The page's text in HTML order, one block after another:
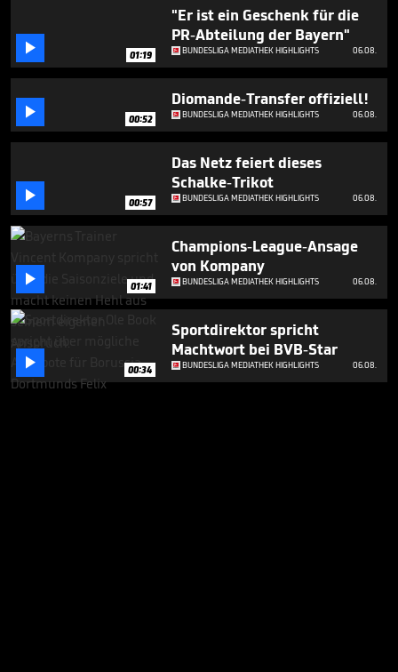
 01:19
"Er ist ein Geschenk für die
PR-Abteilung der Bayern"
BUNDESLIGA MEDIATHEK HIGHLIGHTS 06.08.
 00:52
Diomande-Transfer offiziell!
BUNDESLIGA MEDIATHEK HIGHLIGHTS 06.08.
 00:57
Das Netz feiert dieses
Schalke-Trikot
BUNDESLIGA MEDIATHEK HIGHLIGHTS 06.08.
 01:41
Champions-League-Ansage
von Kompany
BUNDESLIGA MEDIATHEK HIGHLIGHTS 06.08.
 00:34
Sportdirektor spricht
Machtwort bei BVB-Star
BUNDESLIGA MEDIATHEK HIGHLIGHTS 06.08.